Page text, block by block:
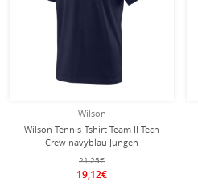
Wilson
Wilson Tennis-Tshirt Team II Tech
Crew navyblau Jungen
21,25€
19,12€